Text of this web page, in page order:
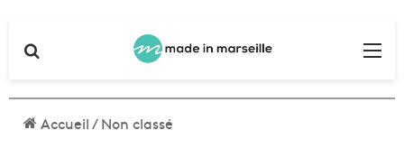
Accueil/Non classé